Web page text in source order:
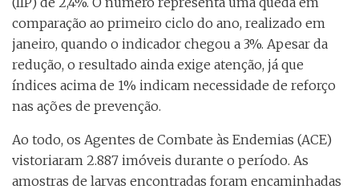
comparação ao primeiro ciclo do ano, realizado em
janeiro, quando o indicador chegou a 3%. Apesar da
redução, o resultado ainda exige atenção, já que
índices acima de 1% indicam necessidade de reforço
nas ações de prevenção.
Ao todo, os Agentes de Combate às Endemias (ACE)
vistoriaram 2.887 imóveis durante o período. As
amostras de larvas encontradas foram encaminhadas